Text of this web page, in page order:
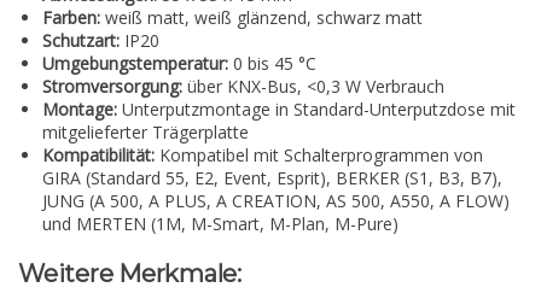
Farben: weiß matt, weiß glänzend, schwarz matt
Schutzart: IP20
Umgebungstemperatur: 0 bis 45 °C
Stromversorgung: über KNX-Bus, <0,3 W Verbrauch
Montage: Unterputzmontage in Standard-Unterputzdose mit
mitgelieferter Trägerplatte
Kompatibilität: Kompatibel mit Schalterprogrammen von
GIRA (Standard 55, E2, Event, Esprit), BERKER (S1, B3, B7),
JUNG (A 500, A PLUS, A CREATION, AS 500, A550, A FLOW)
und MERTEN (1M, M-Smart, M-Plan, M-Pure)
Weitere Merkmale: